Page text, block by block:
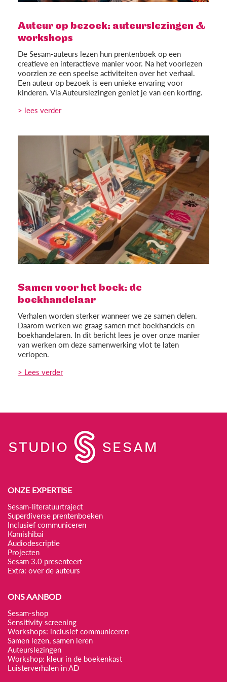
Auteur op bezoek: auteurslezingen &
workshops
De Sesam-auteurs lezen hun prentenboek op een
creatieve en interactieve manier voor. Na het voorlezen
voorzien ze een speelse activiteiten over het verhaal.
Een auteur op bezoek is een unieke ervaring voor
kinderen. Via Auteurslezingen geniet je van een korting.
> lees verder
Samen voor het boek: de
boekhandelaar
Verhalen worden sterker wanneer we ze samen delen.
Daarom werken we graag samen met boekhandels en
boekhandelaren. In dit bericht lees je over onze manier
van werken om deze samenwerking vlot te laten
verlopen.
> Lees verder
ONZE EXPERTISE
Sesam-literatuurtraject
Superdiverse prentenboeken
Inclusief communiceren
Kamishibai
Audiodescriptie
Projecten
Sesam 3.0 presenteert
Extra: over de auteurs
ONS AANBOD
Sesam-shop
Sensitivity screening
Workshops: inclusief communiceren
Samen lezen, samen leren
Auteurslezingen
Workshop: kleur in de boekenkast
Luisterverhalen in AD